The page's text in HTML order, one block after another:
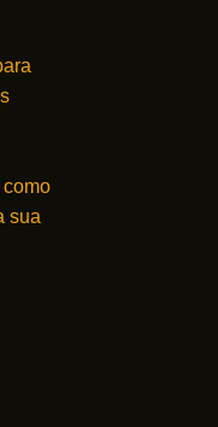
sua